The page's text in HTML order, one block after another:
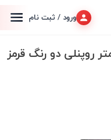
ورود / ثبت نام
روپنلی دو رنگ قرمز